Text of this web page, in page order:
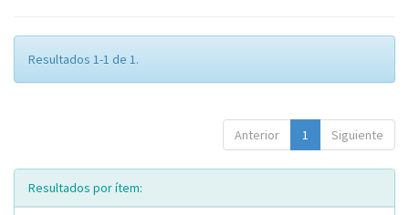
Resultados 1-1 de 1.
Anterior 1 Siguiente
Resultados por ítem: